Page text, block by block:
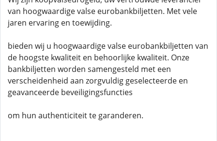
van hoogwaardige valse eurobankbiljetten. Met vele
jaren ervaring en toewijding.
bieden wij u hoogwaardige valse eurobankbiljetten van
de hoogste kwaliteit en behoorlijke kwaliteit. Onze
bankbiljetten worden samengesteld met een
verscheidenheid aan zorgvuldig geselecteerde en
geavanceerde beveiligingsfuncties
om hun authenticiteit te garanderen.